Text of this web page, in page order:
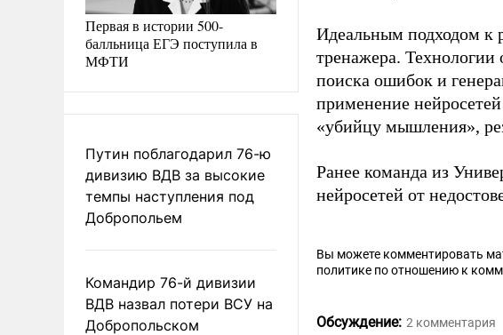
Первая в истории 500-
балльница ЕГЭ поступила в
МФТИ
Путин поблагодарил 76-ю
дивизию ВДВ за высокие
темпы наступления под
Добропольем
Командир 76-й дивизии
ВДВ назвал потери ВСУ на
Добропольском
Идеальным подходом к
тренажера. Технологии
поиска ошибок и
применение нейросетей
«убийцу мышления»,
Ранее команда из
нейросетей от
Вы можете комментировать
политике по отношению к
Обсуждение: 2 комментария